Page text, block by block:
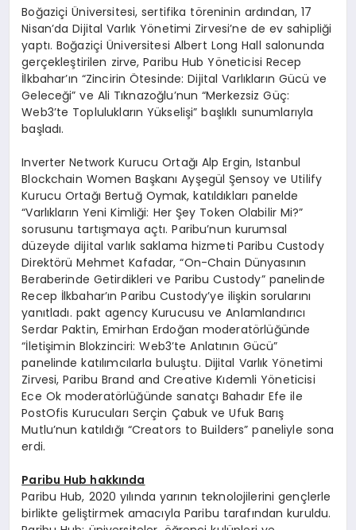
Boğaziçi Üniversitesi, sertifika töreninin ardından, 17
Nisan’da Dijital Varlık Yönetimi Zirvesi’ne de ev sahipliği
yaptı. Boğaziçi Üniversitesi Albert Long Hall salonunda
gerçekleştirilen zirve, Paribu Hub Yöneticisi Recep
İlkbahar’ın “Zincirin Ötesinde: Dijital Varlıkların Gücü ve
Geleceği” ve Ali Tıknazoğlu’nun “Merkezsiz Güç:
Web3’te Toplulukların Yükselişi” başlıklı sunumlarıyla
başladı.
Inverter Network Kurucu Ortağı Alp Ergin, Istanbul
Blockchain Women Başkanı Ayşegül Şensoy ve Utilify
Kurucu Ortağı Bertuğ Oymak, katıldıkları panelde
“Varlıkların Yeni Kimliği: Her Şey Token Olabilir Mi?”
sorusunu tartışmaya açtı. Paribu’nun kurumsal
düzeyde dijital varlık saklama hizmeti Paribu Custody
Direktörü Mehmet Kafadar, “On-Chain Dünyasının
Beraberinde Getirdikleri ve Paribu Custody” panelinde
Recep İlkbahar’ın Paribu Custody’ye ilişkin sorularını
yanıtladı. pakt agency Kurucusu ve Anlamlandırıcı
Serdar Paktin, Emirhan Erdoğan moderatörlüğünde
“İletişimin Blokzinciri: Web3’te Anlatının Gücü”
panelinde katılımcılarla buluştu. Dijital Varlık Yönetimi
Zirvesi, Paribu Brand and Creative Kıdemli Yöneticisi
Ece Ok moderatörlüğünde sanatçı Bahadır Efe ile
PostOfis Kurucuları Serçin Çabuk ve Ufuk Barış
Mutlu’nun katıldığı “Creators to Builders” paneliyle sona
erdi.
Paribu Hub hakkında
Paribu Hub, 2020 yılında yarının teknolojilerini gençlerle
birlikte geliştirmek amacıyla Paribu tarafından kuruldu.